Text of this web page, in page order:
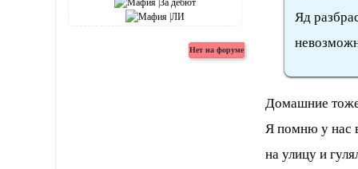
Яд
Домашние
Я помню у нас
на улицу и